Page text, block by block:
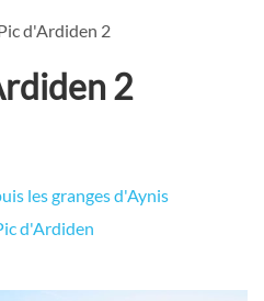
d'Ardiden 2
2
les granges d'Aynis
d'Ardiden